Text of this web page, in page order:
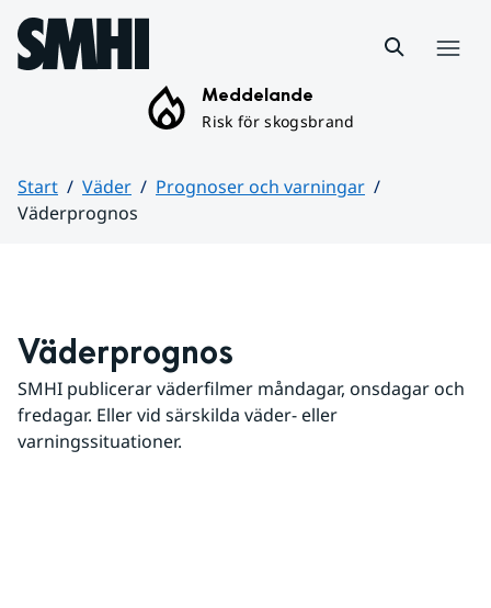
Hoppa till sidans innehåll
Meddelande
Risk för skogsbrand
Start Väder
Prognoser och varningar
Väderprognos
Väderprognos
SMHI publicerar väderfilmer måndagar, onsdagar och
fredagar. Eller vid särskilda väder- eller
varningssituationer.